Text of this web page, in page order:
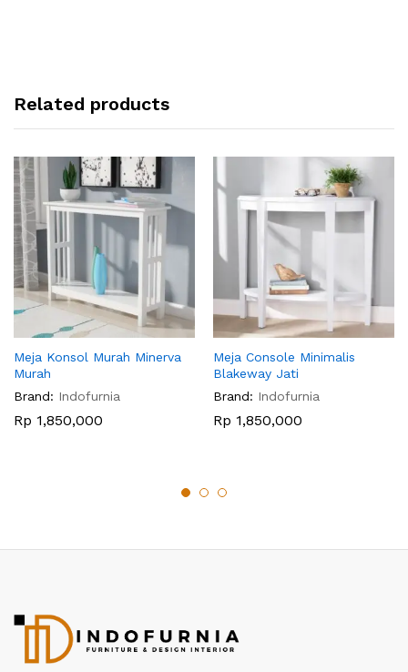
Related products
Meja Konsol Murah Minerva
Murah
Brand: Indofurnia
Rp 1,850,000
Meja Console Minimalis
Blakeway Jati
Brand: Indofurnia
Rp 1,850,000